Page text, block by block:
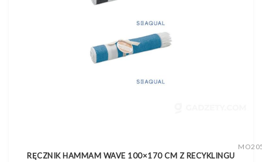
RĘCZNIK HAMMAM WAVE 100×170 CM Z RECYKLINGU